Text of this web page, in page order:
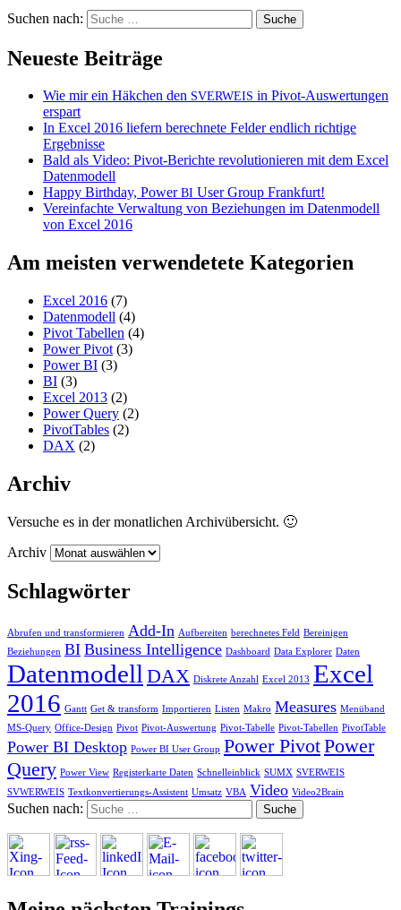
Suchen nach:
Neueste Beiträge
Wie mir ein Häkchen den SVERWEIS in Pivot-Auswertungen
erspart
In Excel 2016 liefern berechnete Felder endlich richtige
Ergebnisse
Bald als Video: Pivot-Berichte revolutionieren mit dem Excel
Datenmodell
Happy Birthday, PowerBI User Group Frankfurt!
Vereinfachte Verwaltung von Beziehungen im Datenmodell
von Excel 2016
Am meisten verwendetete Kategorien
Excel 2016 (7)
Datenmodell (4)
Pivot Tabellen (4)
Power Pivot (3)
Power BI (3)
BI (3)
Excel 2013 (2)
Power Query (2)
PivotTables (2)
DAX (2)
Archiv
Versuche es in der monatlichen Archivübersicht. 🙂
Archiv
Schlagwörter
Abrufen und transformieren Add-In Aufbereiten berechnetes Feld Bereinigen
Beziehungen BI Business Intelligence Dashboard Data Explorer Daten
Datenmodell DAX Diskrete Anzahl Excel 2013 Excel
2016 Gantt Get & transform Importieren Listen Makro Measures Menüband
MS-Query Office-Design Pivot Pivot-Auswertung Pivot-Tabelle Pivot-Tabellen PivotTable
Power BI Desktop Power BI User Group Power PivotPower
Query Power View Registerkarte Daten Schnelleinblick SUMX SVERWEIS
SVWERWEIS Textkonvertierungs-Assistent Umsatz VBA Video Video2Brain
Suchen nach: